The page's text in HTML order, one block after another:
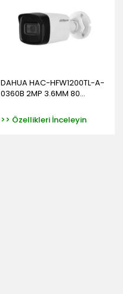
DAHUA HAC-HFW1200TL-A-
0360B 2MP 3.6MM 80...
>> Özellikleri İnceleyin